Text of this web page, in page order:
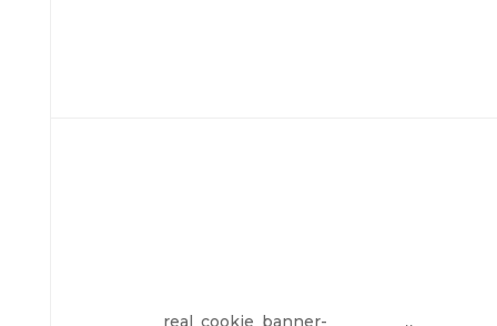
real_cookie_banner-